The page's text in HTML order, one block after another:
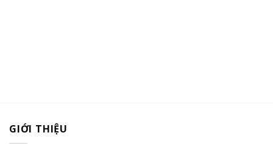
GIỚI THIỆU